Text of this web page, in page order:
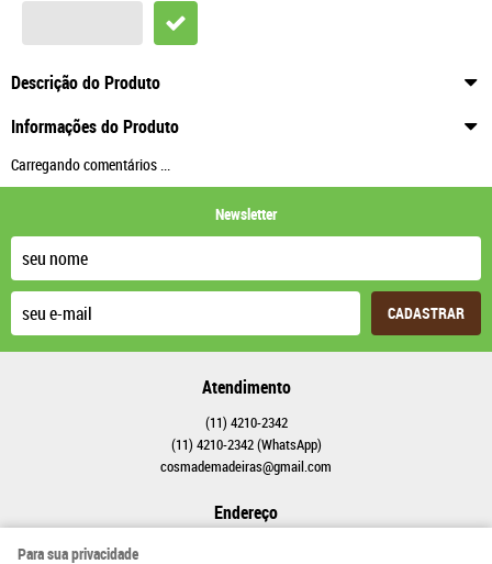
Descrição do Produto
Informações do Produto
Carregando comentários ...
Newsletter
CADASTRAR
Atendimento
(11) 4210-2342
(11) 4210-2342(WhatsApp)
cosmademadeiras@gmail.com
Endereço
Estrada Itaquera-Guaianases, 1011
Para sua privacidade